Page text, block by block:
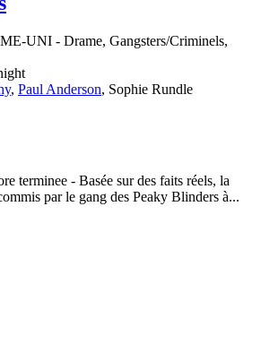
UNI - Drame, Gangsters/Criminels,
, Paul Anderson, Sophie Rundle
terminee - Basée sur des faits réels, la
par le gang des Peaky Blinders à...